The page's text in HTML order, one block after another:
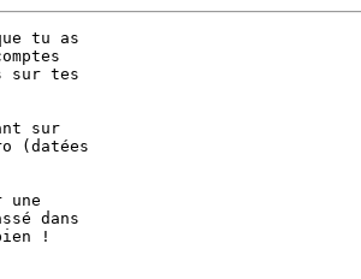
tu as
sur tes
sur
(datées
une
dans
!